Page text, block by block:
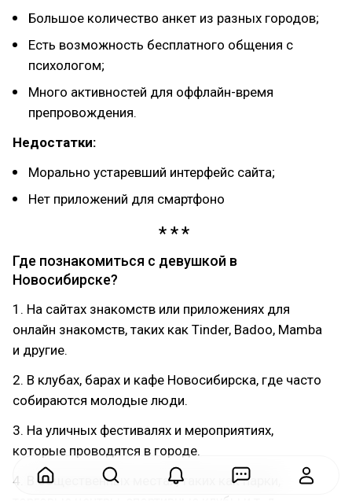
Большое количество анкет из разных городов;
Есть возможность бесплатного общения с
психологом;
Много активностей для оффлайн-время
препровождения.
Недостатки:
Морально устаревший интерфейс сайта;
Нет приложений для смартфоно
Где познакомиться с девушкой в
Новосибирске?
1. На сайтах знакомств или приложениях для
онлайн знакомств, таких как Tinder, Badoo, Mamba
и другие.
2. В клубах, барах и кафе Новосибирска, где часто
собираются молодые люди.
3. На уличных фестивалях и мероприятиях,
которые проводятся в городе.
4. В общественных местах, таких как парки,